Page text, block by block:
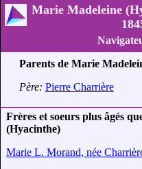
Marie Madeleine
Parents de Marie
Père: Pierre Charrière
Frères et soeurs plus âgés
(Hyacinthe)
Marie L. Morand, née